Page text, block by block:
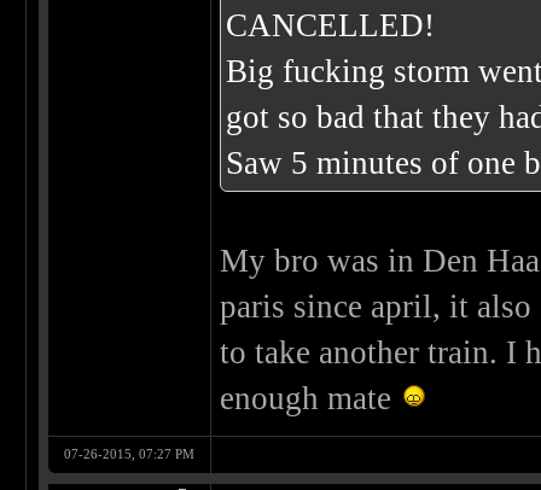
CANCELLED!
Big fucking storm
got so bad that they
Saw 5 minutes of one
My bro was in Den
paris since april, it also
to take another train. I
enough mate
07-26-2015, 07:27 PM